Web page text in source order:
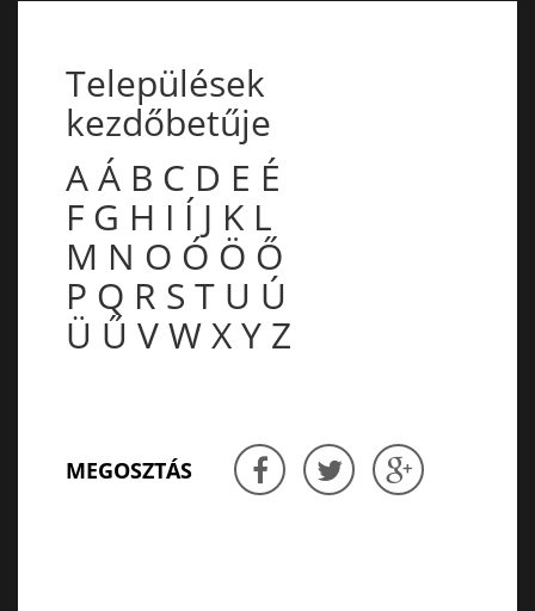
Települések
kezdőbetűje
AÁ B C D E É
F G H I Í J K L
M N O Ó Ö Ő
P Q R S T U Ú
Ü Ű VWXY Z
MEGOSZTÁS